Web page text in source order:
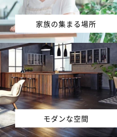
家族の集まる場所
モダンな空間